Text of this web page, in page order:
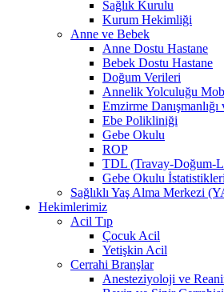
Sağlık Kurulu
Kurum Hekimliği
Anne ve Bebek
Anne Dostu Hastane
Bebek Dostu Hastane
Doğum Verileri
Annelik Yolculuğu
Emzirme
Ebe Polikliniği
Gebe Okulu
ROP
TDL (Travay-Doğum-
Gebe Okulu İstatistikleri
Sağlıklı Yaş Alma Merkezi
Hekimlerimiz
Acil Tıp
Çocuk Acil
Yetişkin Acil
Cerrahi Branşlar
Anesteziyoloji ve